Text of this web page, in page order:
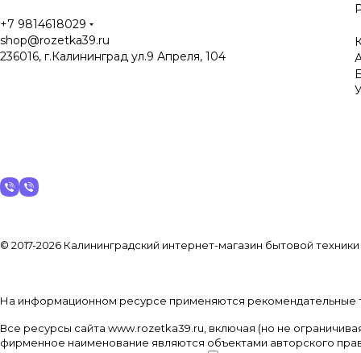
+7 9814618029
shop@rozetka39.ru
236016, г.Калининград ул.9 Апреля, 104
© 2017-2026 Калининградский интернет-магазин бытовой
На информационном ресурсе применяются рекомендательные
Все ресурсы сайта www.rozetka39.ru, включая (но не
фирменное наименование являются объектами авторского